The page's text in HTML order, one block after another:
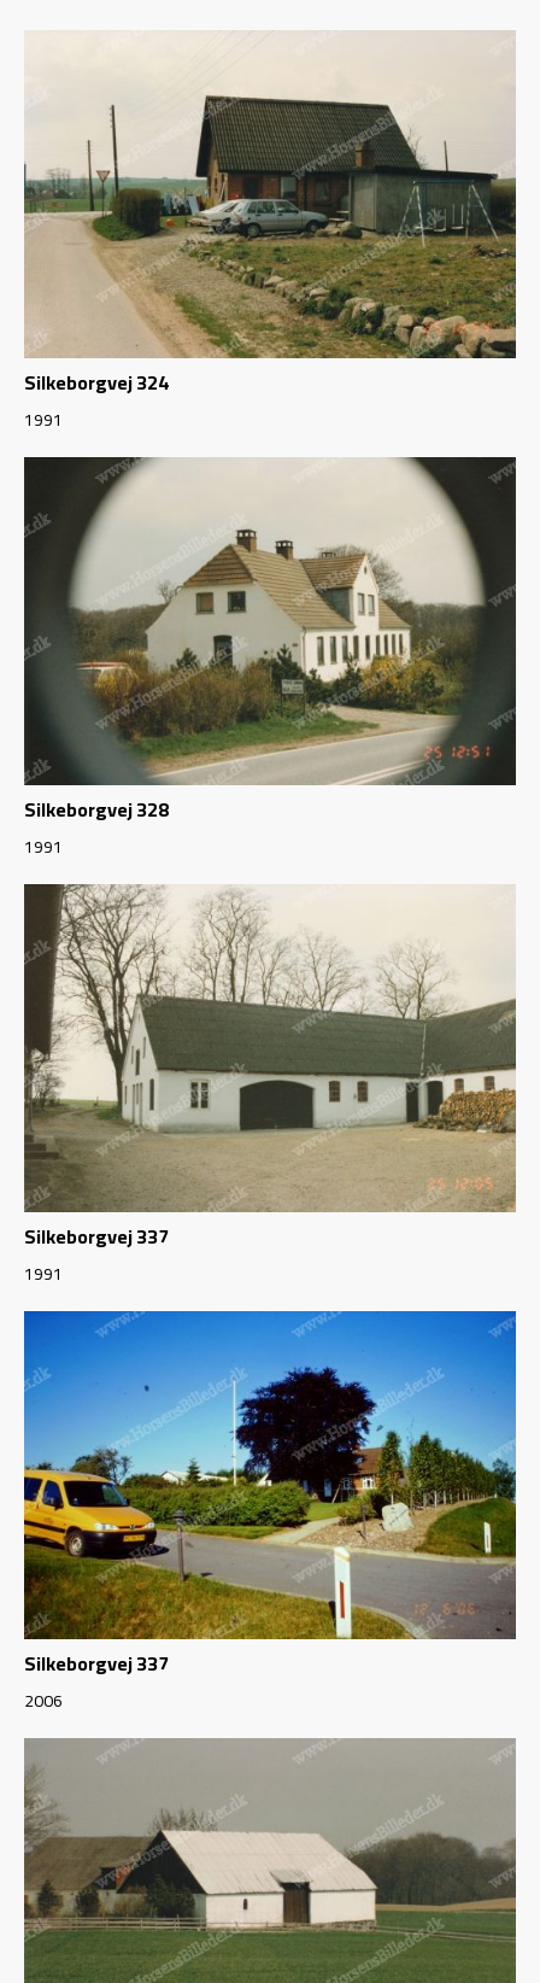
Silkeborgvej 324
1991
Silkeborgvej 328
1991
Silkeborgvej 337
1991
Silkeborgvej 337
2006